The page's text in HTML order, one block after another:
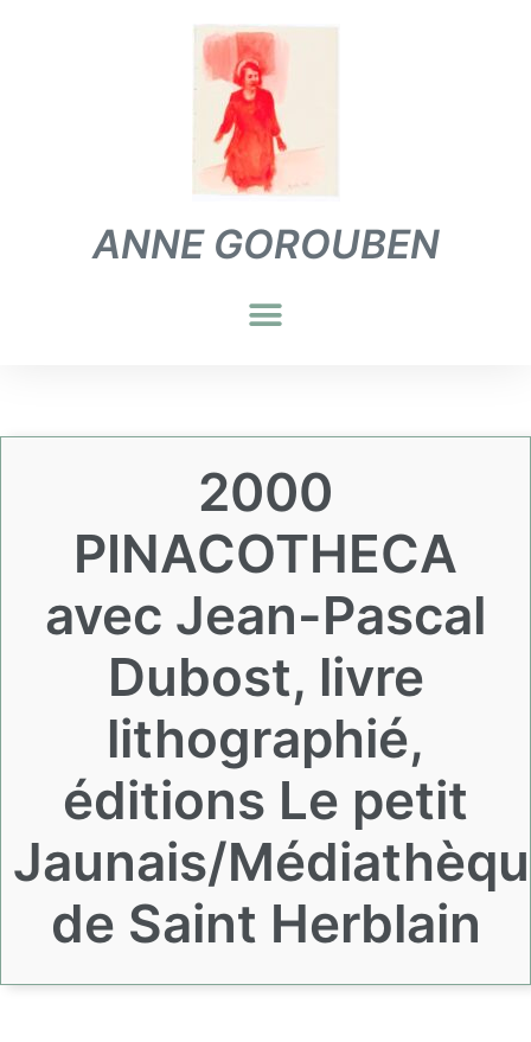
ANNE GOROUBEN
2000
PINACOTHECA
avec Jean-Pascal
Dubost, livre
lithographié,
éditions Le petit
Jaunais/
de Saint Herblain